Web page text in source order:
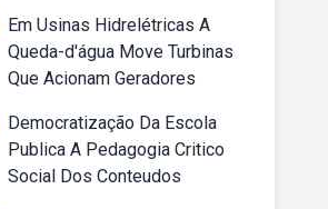
Em Usinas Hidrelétricas A
Queda-d'água Move Turbinas
Que Acionam Geradores
Democratização Da Escola
Publica A Pedagogia Critico
Social Dos Conteudos